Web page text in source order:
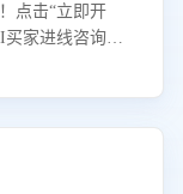
点击“立即开
家进线咨询真